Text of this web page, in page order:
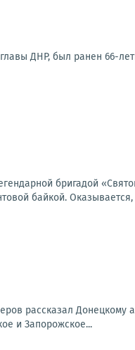
ДНР, был ранен 66-
бригадой
байкой. Оказывается,
рассказал Донецкому
и Запорожское...